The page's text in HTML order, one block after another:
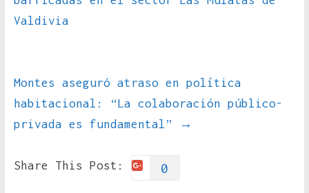
Valdivia
Montes aseguró atraso en política
habitacional: “La colaboración público-
privada es fundamental”
→
Share This Post: 0